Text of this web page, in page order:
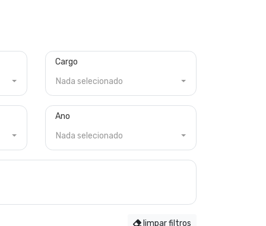
Cargo
Nada selecionado
Ano
Nada selecionado
limpar filtros